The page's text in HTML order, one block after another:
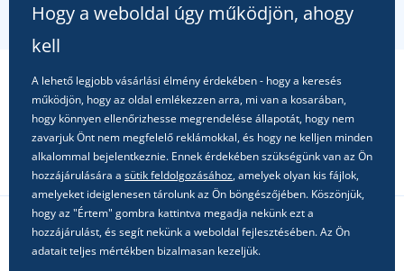
alkalomra!
Kövessen minket a közösségi hálózatokon
Hogy a weboldal úgy működjön, ahogy
kell
A lehető legjobb vásárlási élmény érdekében - hogy a keresés
működjön, hogy az oldal emlékezzen arra, mi van a kosarában,
hogy könnyen ellenőrizhesse megrendelése állapotát, hogy nem
zavarjuk Önt nem megfelelő reklámokkal, és hogy ne kelljen minden
alkalommal bejelentkeznie. Ennek érdekében szükségünk van az Ön
hozzájárulására a sütik feldolgozásához, amelyek olyan kis fájlok,
amelyeket ideiglenesen tárolunk az Ön böngészőjében. Köszönjük,
hogy az "Értem" gombra kattintva megadja nekünk ezt a
hozzájárulást, és segít nekünk a weboldal fejlesztésében. Az Ön
adatait teljes mértékben bizalmasan kezeljük.